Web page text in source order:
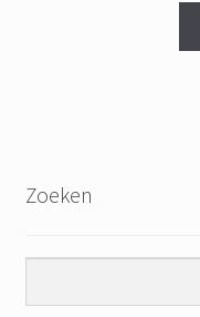
Zoeken